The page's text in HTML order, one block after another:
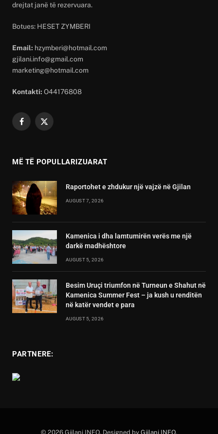
drejtat janë të rezervuara.
Botues: HESET ZYMBERI
Email: hzymberi@hotmail.com
gjilani.info@gmail.com
marketing@hotmail.com
Kontakti: O44176808
Facebook
X
MË TË POPULLARIZUARAT
Raportohet e zhdukur një vajzë në Gjilan
AUGUST 7, 2026
Kamenica i dha lamtumirën verës me një
darkë madhështore
AUGUST 5, 2026
Besim Uruçi triumfon në Turneun e Shahut në
Kamenica Summer Fest – ja kush u renditën
në katër vendet e para
AUGUST 5, 2026
PARTNERE:
© 2026 Gjilani INFO. Designed by Gjilani INFO.